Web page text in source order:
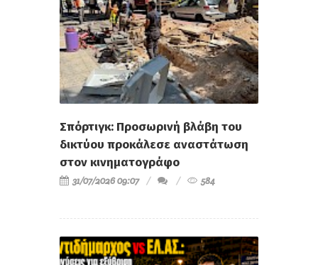
Σπόρτιγκ: Προσωρινή βλάβη του
δικτύου προκάλεσε αναστάτωση
στον κινηματογράφο
31/07/2026 09:07 584